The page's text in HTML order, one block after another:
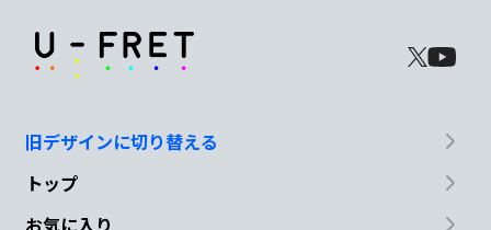
旧デザインに切り替える
トップ